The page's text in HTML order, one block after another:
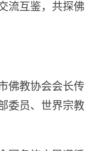
流互鉴，共探佛
佛教协会会长传
委员、世界宗教